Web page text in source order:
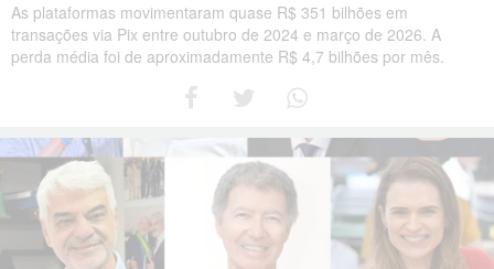
As plataformas movimentaram quase R$ 351 bilhões em
transações via Pix entre outubro de 2024 e março de 2026. A
perda média foi de aproximadamente R$ 4,7 bilhões por mês.